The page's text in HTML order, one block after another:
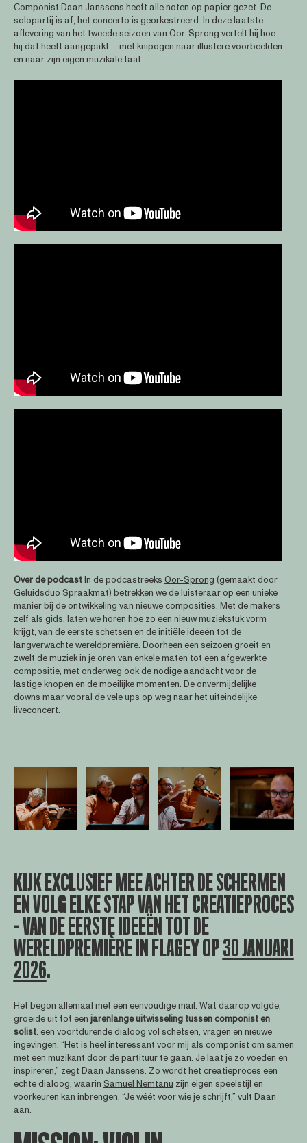
Componist Daan Janssens heeft alle noten op papier gezet. De
solopartij is af, het concerto is georkestreerd. In deze laatste
aflevering van het tweede seizoen van Oor-Sprong vertelt hij hoe
hij dat heeft aangepakt ... met knipogen naar illustere voorbeelden
en naar zijn eigen muzikale taal.
Over de podcastIn de podcastreeks Oor-Sprong (gemaakt door
Geluidsduo Spraakmat) betrekken we de luisteraar op een unieke
manier bij de ontwikkeling van nieuwe composities. Met de makers
zelf als gids, laten we horen hoe zo een nieuw muziekstuk vorm
krijgt, van de eerste schetsen en de initiële ideeën tot de
langverwachte wereldpremière. Doorheen een seizoen groeit en
zwelt de muziek in je oren van enkele maten tot een afgewerkte
compositie, met onderweg ook de nodige aandacht voor de
lastige knopen en de moeilijke momenten. De onvermijdelijke
downs maar vooral de vele ups op weg naar het uiteindelijke
liveconcert.
Open afbeelding in popupOpen afbeelding in popupOpen afbeelding in popup
Open
KIJK EXCLUSIEF MEE ACHTER DE SCHERMEN
EN VOLG ELKE STAP VAN HET CREATIEPROCES
– VAN DE EERSTE IDEEËN TOT DE
WERELDPREMIÈRE IN FLAGEY OP30 JANUARI
2026.
Het begon allemaal met een eenvoudige mail. Wat daarop volgde,
groeide uit tot een jarenlange uitwisseling tussen componist en
solist: een voortdurende dialoog vol schetsen, vragen en nieuwe
ingevingen. “Het is heel interessant voor mij als componist om samen
met een muzikant door de partituur te gaan. Je laat je zo voeden en
inspireren,” zegt Daan Janssens. Zo wordt het creatieproces een
echte dialoog, waarin Samuel Nemtanu zijn eigen speelstijl en
voorkeuren kan inbrengen. “Je wéét voor wie je schrijft,” vult Daan
aan.